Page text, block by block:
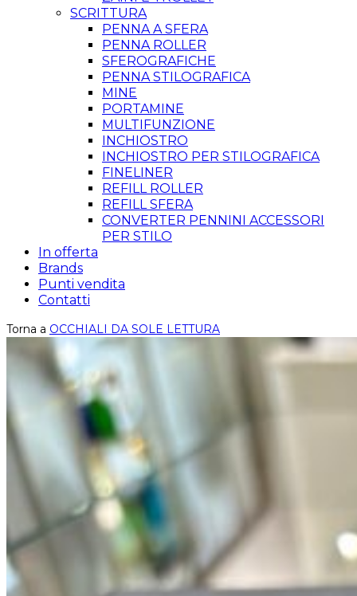
SCRITTURA
PENNA A SFERA
PENNA ROLLER
SFEROGRAFICHE
PENNA STILOGRAFICA
MINE
PORTAMINE
MULTIFUNZIONE
INCHIOSTRO
INCHIOSTRO PER STILOGRAFICA
FINELINER
REFILL ROLLER
REFILL SFERA
CONVERTER PENNINI ACCESSORI
PER STILO
In offerta
Brands
Punti vendita
Contatti
Torna a OCCHIALI DA SOLE LETTURA